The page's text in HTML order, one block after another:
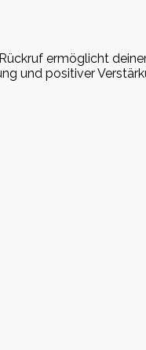
ermöglicht
und positiver